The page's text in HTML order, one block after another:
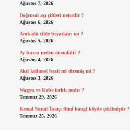
Ağustos 7, 2026
Doğrusal açı çiftleri nelerdir ?
Ağustos 6, 2026
Avokado cilde beyazlatır mı ?
Ağustos 5, 2026
Ay burcu neden önemlidir ?
Ağustos 4, 2026
Akıl kelimesi basit mi türemiş mi ?
Ağustos 3, 2026
Wagyu ve Kobe farklı mıdır ?
Temmuz 29, 2026
Kemal Sunal İnatçı filmi hangi köyde çekilmiştir ?
Temmuz 25, 2026